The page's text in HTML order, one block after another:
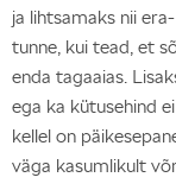
ja lihtsamaks nii
tunne, kui tead, et
enda tagaaias.
ega ka kütusehind
kellel on
väga kasumlikult